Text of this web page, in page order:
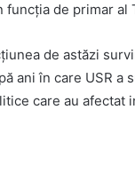
funcția de primar al
de astăzi
ani în care USR
care au